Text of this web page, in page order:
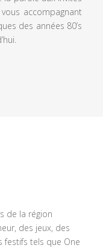
accompagnant
des années 80’s
de la région
des jeux, des
festifs tels que One